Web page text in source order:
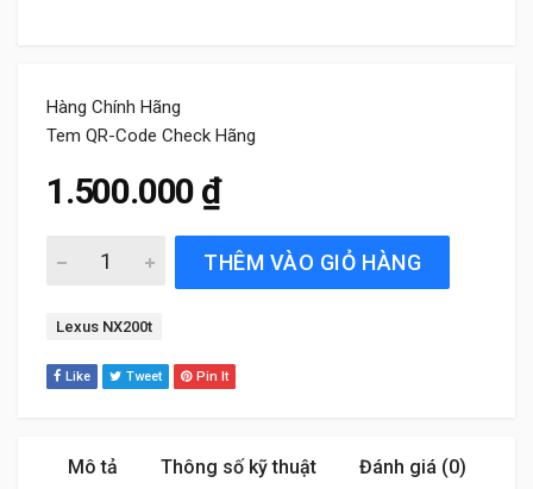
Hàng Chính Hãng
Tem QR-Code Check Hãng
1.500.000 ₫
Gạt Mưa Xe Lexus NX200t (2014 đến 2021) Bosch
THÊM VÀO GIỎ HÀNG
Tag:
Lexus NX200t
Like Tweet Pin It
Mô tả Thông số kỹ thuật Đánh giá (0)